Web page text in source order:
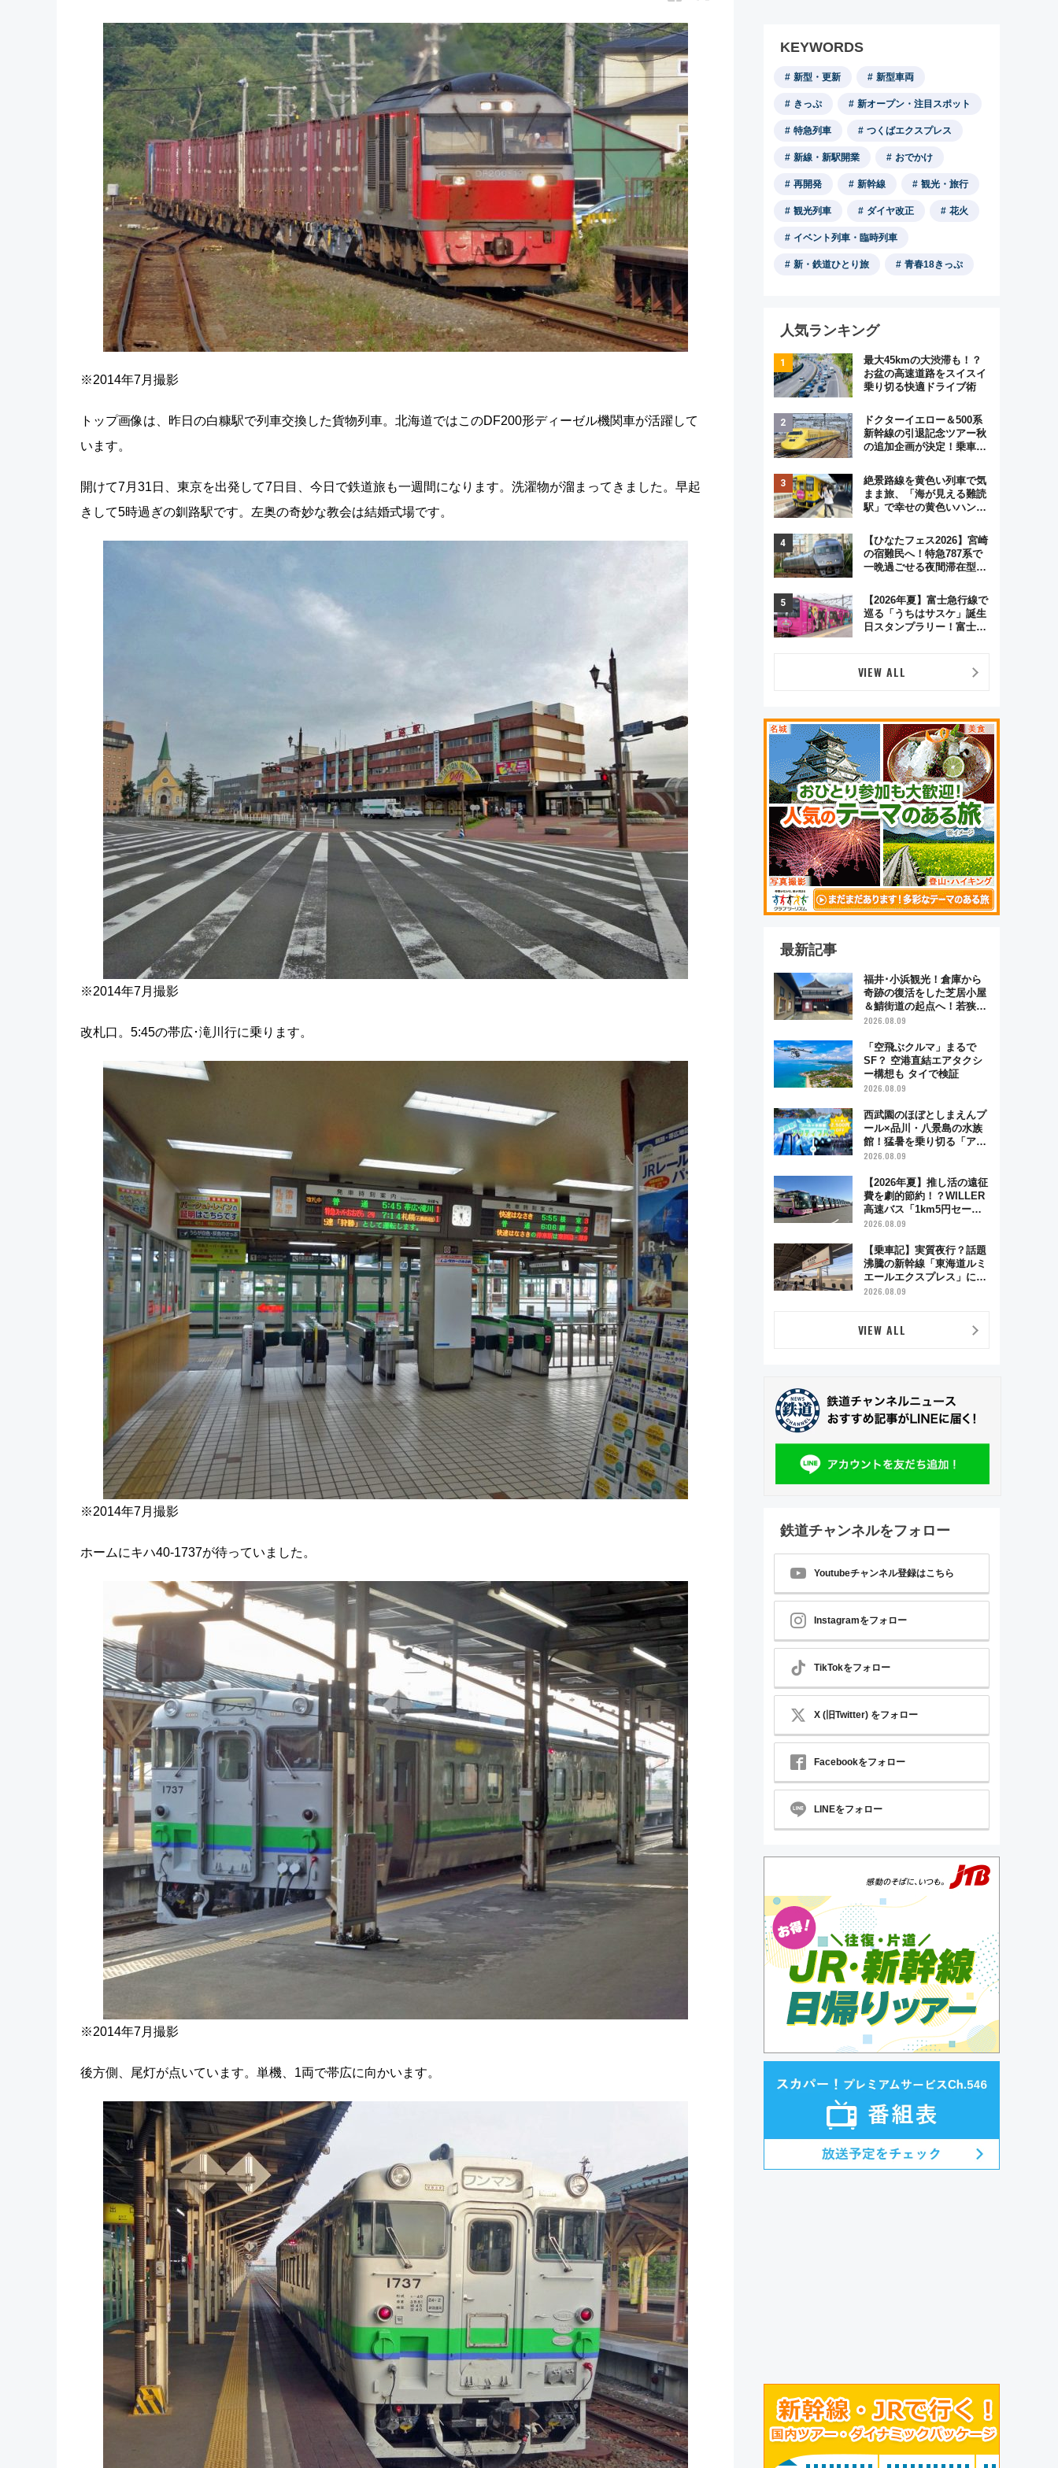
※2014年7月撮影
トップ画像は、昨日の白糠駅で列車交換した貨物列車。北海道ではこのDF200形ディーゼル機関車が活躍して
います。
開けて7月31日、東京を出発して7日目、今日で鉄道旅も一週間になります。洗濯物が溜まってきました。早起
きして5時過ぎの釧路駅です。左奥の奇妙な教会は結婚式場です。
※2014年7月撮影
改札口。5:45の帯広･滝川行に乗ります。
※2014年7月撮影
ホームにキハ40-1737が待っていました。
※2014年7月撮影
後方側、尾灯が点いています。単機、1両で帯広に向かいます。
KEYWORDS
新型・更新 新型車両
きっぷ 新オープン・注目スポット
特急列車 つくばエクスプレス
新線・新駅開業 おでかけ
再開発 新幹線 観光・旅行
観光列車 ダイヤ改正 花火
イベント列車・臨時列車
新・鉄道ひとり旅 青春18きっぷ
人気ランキング
最大45kmの大渋滞も！？
お盆の高速道路をスイスイ
乗り切る快適ドライブ術
ドクターイエロー＆500系
新幹線の引退記念ツアー秋
の追加企画が決定！乗車体
とめ
絶景路線を黄色い列車で気
まま旅、「海が見える難読
駅」で幸せの黄色いハンカ
とり旅」279回目の舞台は
「島原鉄道」
【ひなたフェス2026】宮崎
の宿難民へ！特急787系で
一晩過ごせる夜間滞在型イ
ま」が救世主に？
【2026年夏】富士急行線で
巡る「うちはサスケ」誕生
日スタンプラリー！富士急
VIEW ALL
最新記事
福井･小浜観光！倉庫から
奇跡の復活をした芝居小屋
＆鯖街道の起点へ！若狭小
浜お魚センターでBBQ、老
グルメ散歩
2026.08.09
「空飛ぶクルマ」まるで
SF？ 空港直結エアタクシ
ー構想も タイで検証
2026.08.09
西武園のほぼとしまえんプ
ール×品川・八景島の水族
館！猛暑を乗り切る「アク
ティブパス」で夏休みをお
2026.08.09
【2026年夏】推し活の遠征
費を劇的節約！？WILLER
高速バス「1km5円セー
ル」やワンコイン温泉の最
路線まとめ
2026.08.09
【乗車記】実質夜行？話題
沸騰の新幹線「東海道ルミ
エールエクスプレス」に乗
車してみた 東京22時発、
らし過ぎる朝
2026.08.09
VIEW ALL
鉄道チャンネルをフォロー
Youtubeチャンネル登録はこちら
Instagramをフォロー
TikTokをフォロー
X (旧Twitter) をフォロー
Facebookをフォロー
LINEをフォロー